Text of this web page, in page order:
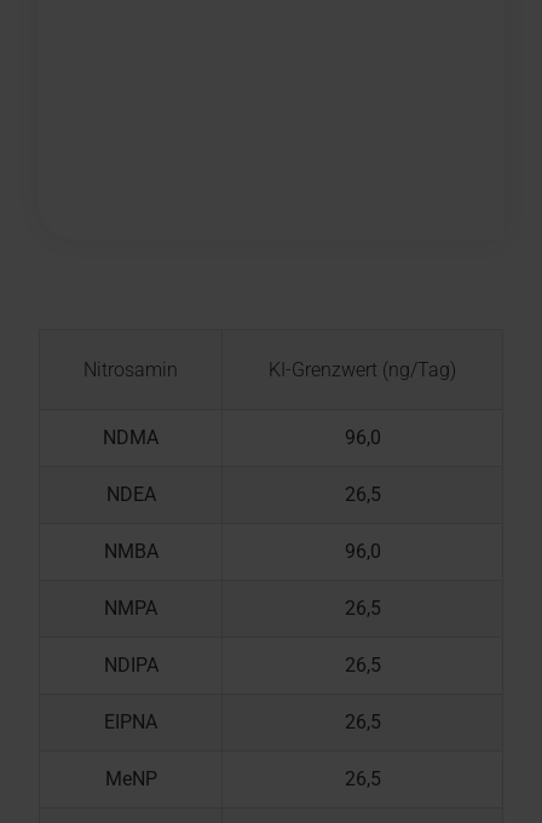
Nitrosamin KI-Grenzwert (ng/Tag)
NDMA 96,0
NDEA 26,5
NMBA 96,0
NMPA 26,5
NDIPA 26,5
EIPNA 26,5
MeNP 26,5